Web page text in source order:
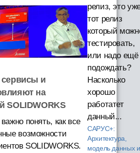
и
на
SOLIDWORKS
понять, как все
возможности
SOLIDWORKS.
релиз, это
тот релиз
который
тестировать,
или надо ещё
подождать?
Насколько
хорошо
работатет
данный...
САРУС+:
Архитектура,
модель данных и